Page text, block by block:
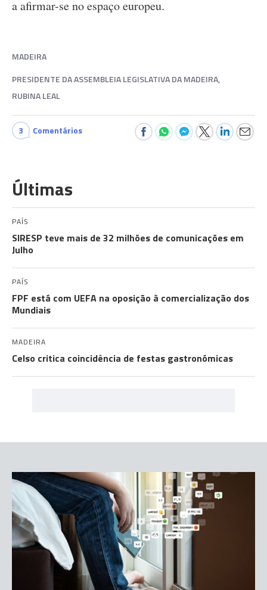
a afirmar-se no espaço europeu.
MADEIRA
PRESIDENTE DA ASSEMBLEIA LEGISLATIVA DA MADEIRA,
RUBINA LEAL
3 Comentários
Últimas
PAÍS
SIRESP teve mais de 32 milhões de comunicações em
Julho
PAÍS
FPF está com UEFA na oposição à comercialização dos
Mundiais
MADEIRA
Celso critica coincidência de festas gastronómicas